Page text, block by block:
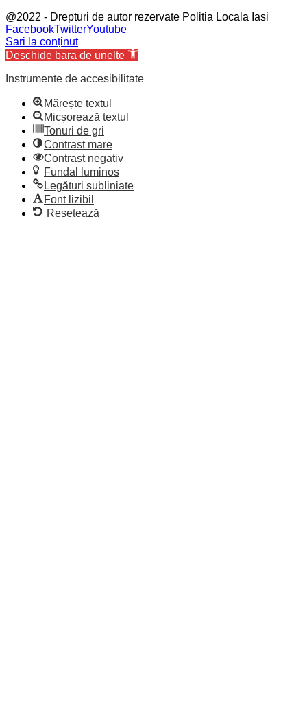
@2022 - Drepturi de autor rezervate Politia Locala Iasi
FacebookTwitterYoutube
Sari la conținut
Deschide bara de unelte
Instrumente de accesibilitate
Mărește textul
Micșorează textul
Tonuri de gri
Contrast mare
Contrast negativ
Fundal luminos
Legături subliniate
Font lizibil
Resetează